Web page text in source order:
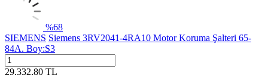
%68
SIEMENS Siemens 3RV2041-4RA10 Motor Koruma Şalteri 65-
84A. Boy:S3
29.332,80 TL